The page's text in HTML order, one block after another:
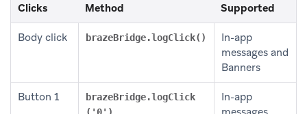
Clicks Method Supported
Body click brazeBridge.logClick()
In-app
messages and
Banners
Button 1
brazeBridge.logClick
In-app